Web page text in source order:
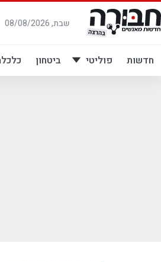
דלג
לתוכן
שבת, 08/08/2026
חדשות פוליטי ביטחון